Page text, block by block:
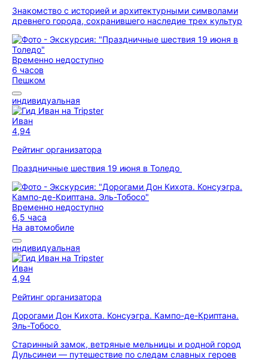
Знакомство с историей и архитектурными символами
древнего города, сохранившего наследие трех культур
Временно недоступно
6 часов
Пешком
индивидуальная
Иван
4,94
Рейтинг организатора
Праздничные шествия 19 июня в Толедо
Временно недоступно
6,5 часа
На автомобиле
индивидуальная
Иван
4,94
Рейтинг организатора
Дорогами Дон Кихота. Консуэгра. Кампо-де-Криптана.
Эль-Тобосо
Старинный замок, ветряные мельницы и родной город
Дульсинеи — путешествие по следам славных героев